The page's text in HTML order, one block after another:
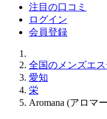
注目の口コミ
ログイン
会員登録
全国のメンズエ
愛知
栄
Aromana (アロマ